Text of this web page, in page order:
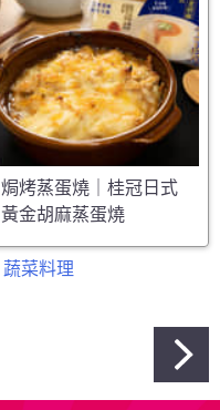
焗烤蒸蛋燒｜桂冠日式
黃金胡麻蒸蛋燒
蔬菜料理